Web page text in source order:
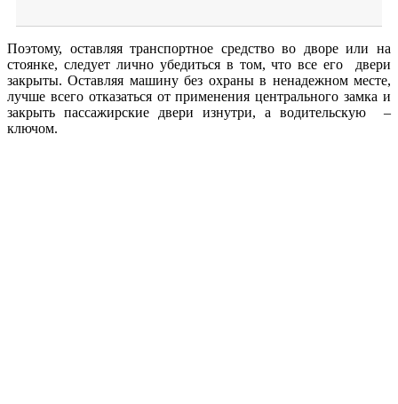
Поэтому, оставляя транспортное средство во дворе или на
стоянке, следует лично убедиться в том, что все его двери
закрыты. Оставляя машину без охраны в ненадежном месте,
лучше всего отказаться от применения центрального замка и
закрыть пассажирские двери изнутри, а водительскую –
ключом.